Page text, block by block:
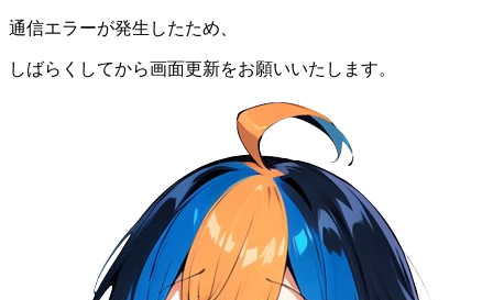
通信エラーが発生したため、
しばらくしてから画面更新をお願いいたします。